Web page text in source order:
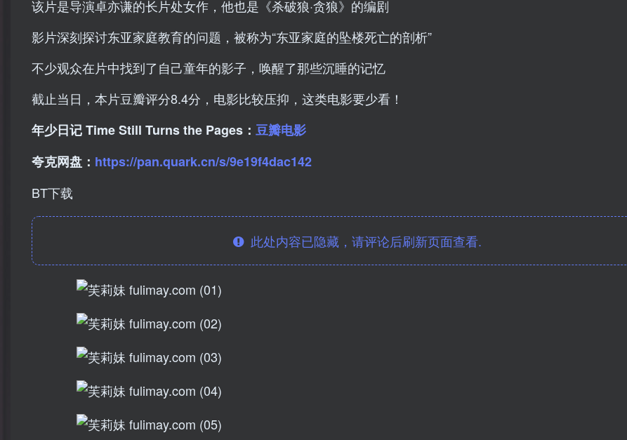
该片是导演卓亦谦的长片处女作，他也是《杀破狼·贪狼》的编剧
影片深刻探讨东亚家庭教育的问题，被称为“东亚家庭的坠楼死亡的剖析”
不少观众在片中找到了自己童年的影子，唤醒了那些沉睡的记忆
截止当日，本片豆瓣评分8.4分，电影比较压抑，这类电影要少看！
年少日记 Time Still Turns the Pages： 豆瓣电影
夸克网盘： https://pan.quark.cn/s/9e19f4dac142
BT下载
此处内容已隐藏，请评论后刷新页面查看.